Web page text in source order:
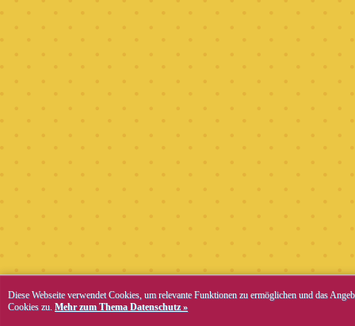
Diese Webseite verwendet Cookies, um relevante Funktionen zu ermöglichen und das
Cookies zu. Mehr zum Thema Datenschutz »